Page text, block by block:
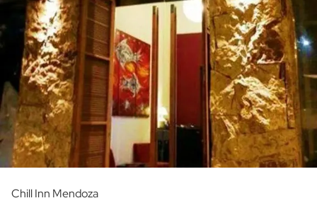
Chill Inn Mendoza